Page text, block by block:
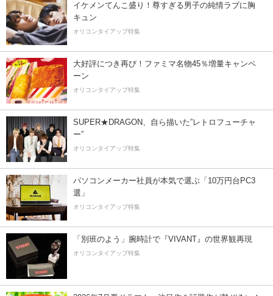
イケメンてんこ盛り！尊すぎる男子の純情ラブに胸
キュン
オリコンタイアップ特集
大好評につき再び！ファミマ名物45％増量キャンペ
ーン
オリコンタイアップ特集
SUPER★DRAGON、自ら描いた”レトロフューチャ
ー”
オリコンタイアップ特集
パソコンメーカー社員が本気で選ぶ「10万円台PC3
選」
オリコンタイアップ特集
「別班のよう」腕時計で『VIVANT』の世界観再現
オリコンタイアップ特集